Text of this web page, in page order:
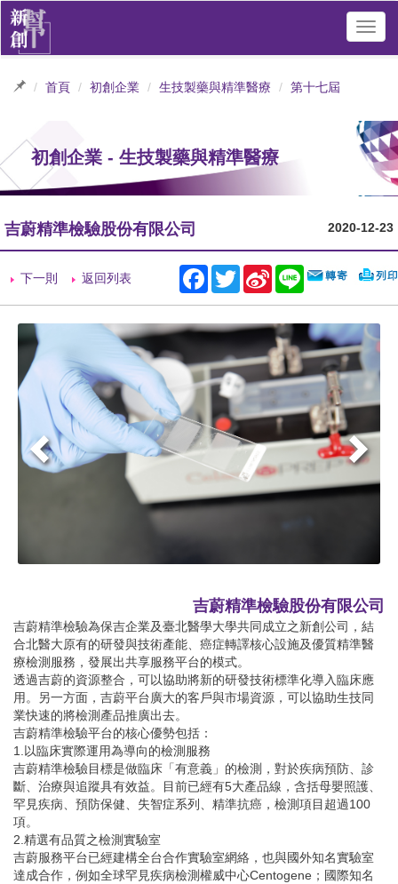
首頁 初創企業 生技製藥與精準醫療 第十七屆
初創企業 - 生技製藥與精準醫療
吉蔚精準檢驗股份有限公司 2020-12-23
下一則 返回列表 Facebook
TwitterSina
Weibo
Line
吉蔚精準檢驗股份有限公司
吉蔚精準檢驗為保吉企業及臺北醫學大學共同成立之新創公司，結
合北醫大原有的研發與技術產能、癌症轉譯核心設施及優質精準醫
療檢測服務，發展出共享服務平台的模式。
透過吉蔚的資源整合，可以協助將新的研發技術標準化導入臨床應
用。另一方面，吉蔚平台廣大的客戶與市場資源，可以協助生技同
業快速的將檢測產品推廣出去。
吉蔚精準檢驗平台的核心優勢包括：
1.以臨床實際運用為導向的檢測服務
吉蔚精準檢驗目標是做臨床「有意義」的檢測，對於疾病預防、診
斷、治療與追蹤具有效益。目前已經有5大產品線，含括母嬰照護、
罕見疾病、預防保健、失智症系列、精準抗癌，檢測項目超過100
項。
2.精選有品質之檢測實驗室
吉蔚服務平台已經建構全台合作實驗室網絡，也與國外知名實驗室
達成合作，例如全球罕見疾病檢測權威中心Centogene；國際知名